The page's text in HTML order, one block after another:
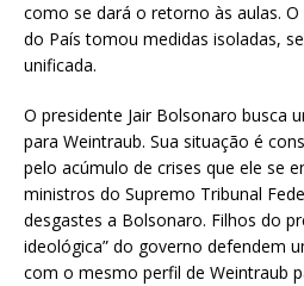
como se dará o retorno às aulas.
do País tomou medidas isoladas,
unificada.
O presidente Jair Bolsonaro busca
para Weintraub. Sua situação é
pelo acúmulo de crises que ele se
ministros do Supremo Tribunal
desgastes a Bolsonaro. Filhos do
ideológica” do governo defendem
com o mesmo perfil de Weintraub